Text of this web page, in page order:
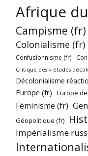
Afrique
Campisme (fr)
Colonialisme (fr)
Confusionnisme (fr)
Critique des « études
Décolonialisme
Europe (fr) Europe
Féminisme (fr)
Géopolitique (fr)
Impérialisme